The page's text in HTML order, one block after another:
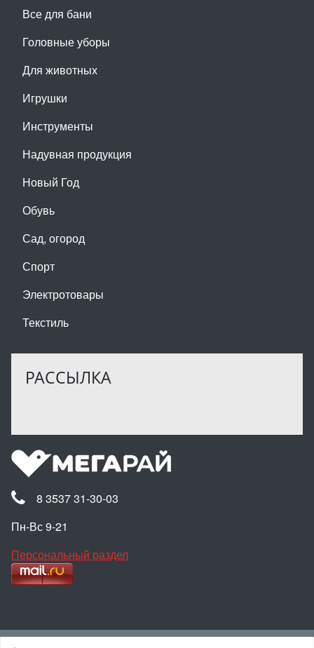
Все для бани
Головные уборы
Для животных
Игрушки
Инструменты
Надувная продукция
Новый Год
Обувь
Сад, огород
Спорт
Электротовары
Текстиль
РАССЫЛКА
8 3537 31-30-03
Пн-Вс 9-21
Персональный раздел